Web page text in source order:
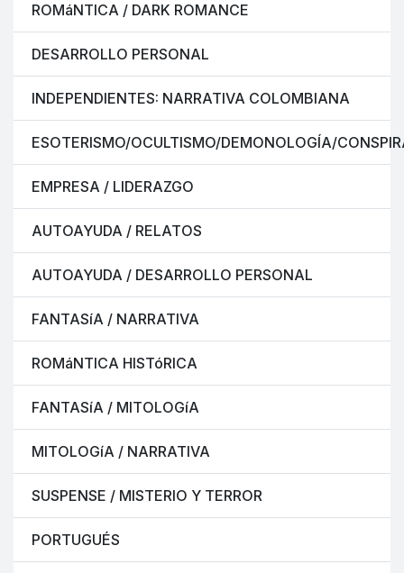
ROMáNTICA / DARK ROMANCE
DESARROLLO PERSONAL
INDEPENDIENTES: NARRATIVA COLOMBIANA
ESOTERISMO/OCULTISMO/DEMONOLOGÍA/
EMPRESA / LIDERAZGO
AUTOAYUDA / RELATOS
AUTOAYUDA / DESARROLLO PERSONAL
FANTASíA / NARRATIVA
ROMáNTICA HISTóRICA
FANTASíA / MITOLOGíA
MITOLOGíA / NARRATIVA
SUSPENSE / MISTERIO Y TERROR
PORTUGUÉS